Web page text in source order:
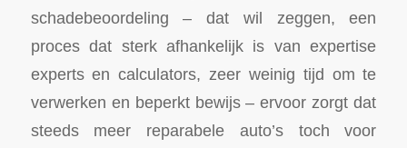
schadebeoordeling – dat wil zeggen, een
proces dat sterk afhankelijk is van expertise
experts en calculators, zeer weinig tijd om te
verwerken en beperkt bewijs – ervoor zorgt dat
steeds meer reparabele auto’s toch voor